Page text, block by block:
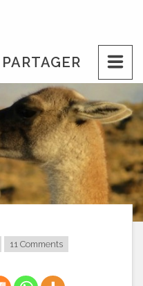
11 Comments